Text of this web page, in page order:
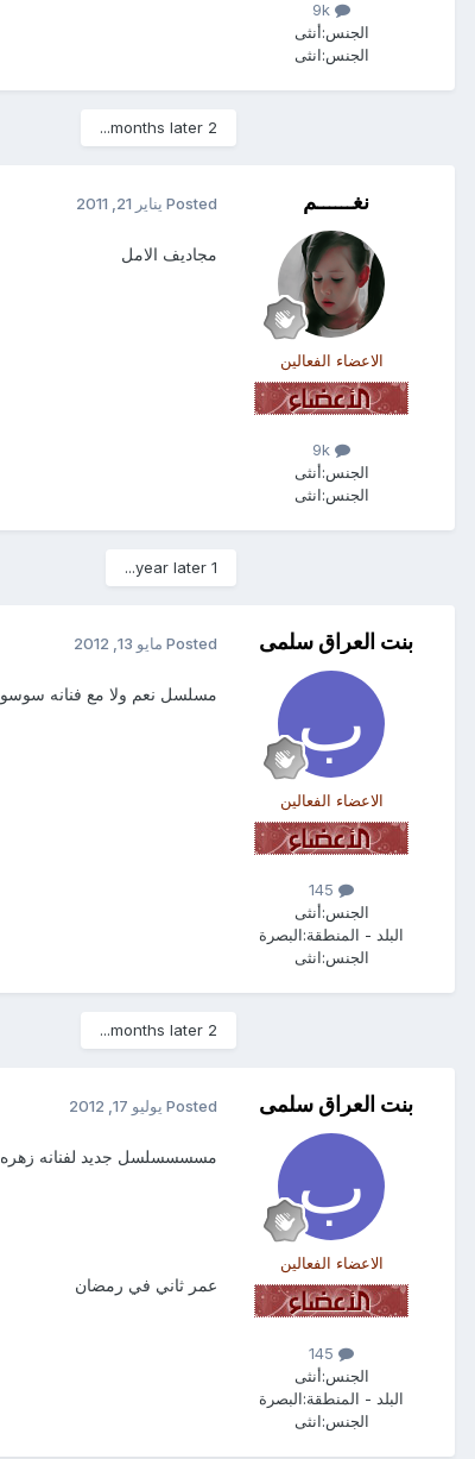
الجنس:أنثى
الجنس:انثى
2 months later...
نغــــــم
الاعضاء الفعالين
الجنس:أنثى
الجنس:انثى
Posted يناير 21, 2011
مجاديف الامل
1 year later...
بنت العراق سلمى
الاعضاء الفعالين
الجنس:أنثى
البلد - المنطقة:البصرة
الجنس:انثى
Posted مايو 13, 2012
مسلسل نعم ولا مع فنانه سوسو
2 months later...
بنت العراق سلمى
الاعضاء الفعالين
الجنس:أنثى
البلد - المنطقة:البصرة
الجنس:انثى
Posted يوليو 17, 2012
مسسسسلسل جديد لفنانه زهره
عمر ثاني في رمضان